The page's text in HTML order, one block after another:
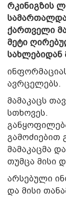
რკინიგზის
ქართველი
მეტი
ავრცელებს.
მამაკაცს
სთხოვეს.
გამოძიებით
მამაკაცმა
თუმცა მისი
არსებული
და მისი